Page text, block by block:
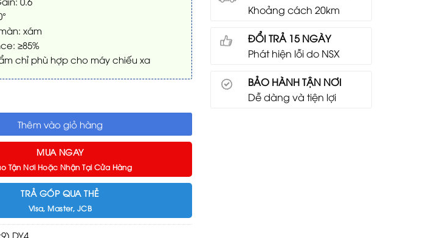
xám
≥85%
chỉ phù hợp cho máy chiếu xa
học ST-ALR Grandview PE -Y120 (16:9) DY4 120 inch - Dành Cho Máy Chiếu Xa số lượng
Thêm vào giỏ hàng
MUA NGAY
Tận Nơi Hoặc Nhận Tại Cửa Hàng
TRẢ GÓP QUA THẺ
Visa, Master, JCB
DY4
Khoảng cách 20km
ĐỔI TRẢ 15 NGÀY
Phát hiện lỗi do NSX
BẢO HÀNH TẬN NƠI
Dễ dàng và tiện lợi